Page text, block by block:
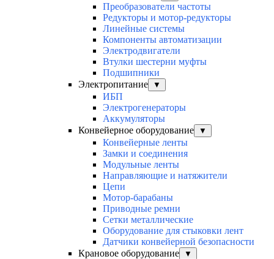
Преобразователи частоты
Редукторы и мотор-редукторы
Линейные системы
Компоненты автоматизации
Электродвигатели
Втулки шестерни муфты
Подшипники
Электропитание
▼
ИБП
Электрогенераторы
Аккумуляторы
Конвейерное оборудование
▼
Конвейерные ленты
Замки и соединения
Модульные ленты
Направляющие и натяжители
Цепи
Мотор-барабаны
Приводные ремни
Сетки металлические
Оборудование для стыковки лент
Датчики конвейерной безопасности
Крановое оборудование
▼